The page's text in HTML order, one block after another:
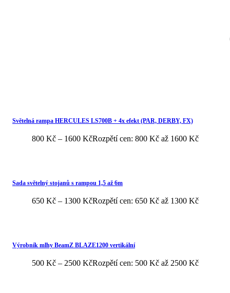
Světelná rampa HERCULES LS700B + 4x efekt (PAR, DERBY, FX)
800 Kč – 1600 KčRozpětí cen: 800 Kč až 1600 Kč
Sada světelný stojanů s rampou 1,5 až 6m
650 Kč – 1300 KčRozpětí cen: 650 Kč až 1300 Kč
Výrobník mlhy BeamZ BLAZE1200 vertikální
500 Kč – 2500 KčRozpětí cen: 500 Kč až 2500 Kč